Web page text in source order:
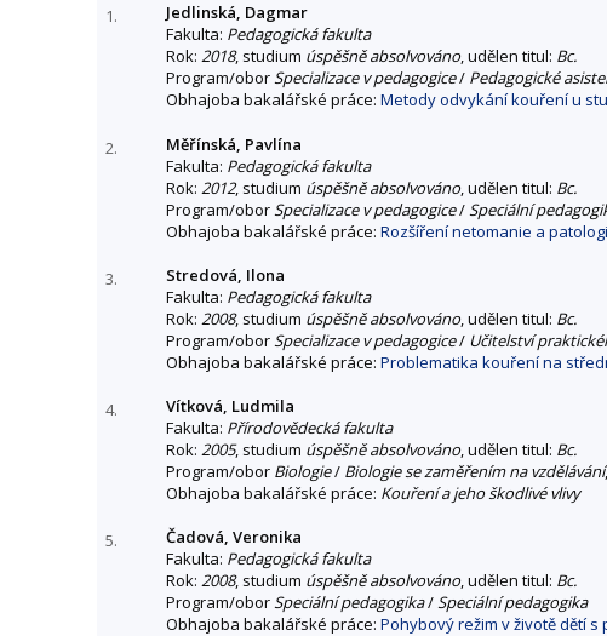
1.
Jedlinská, Dagmar
Fakulta: Pedagogická fakulta
Rok: 2018, studium úspěšně absolvováno, udělen titul: Bc.
Program/oborSpecializace v pedagogice/ Pedagogické
Obhajoba bakalářské práce: Metody odvykání kouření u
2.
Měřínská, Pavlína
Fakulta: Pedagogická fakulta
Rok: 2012, studium úspěšně absolvováno, udělen titul: Bc.
Program/oborSpecializace v pedagogice/Speciální
Obhajoba bakalářské práce: Rozšíření netomanie a
3.
Stredová, Ilona
Fakulta: Pedagogická fakulta
Rok: 2008, studium úspěšně absolvováno, udělen titul: Bc.
Program/oborSpecializace v pedagogice/ Učitelství
Obhajoba bakalářské práce: Problematika kouření na
4.
Vítková, Ludmila
Fakulta: Přírodovědecká fakulta
Rok: 2005, studium úspěšně absolvováno, udělen titul: Bc.
Program/obor Biologie/ Biologie se zaměřením na vzdělávání,
Obhajoba bakalářské práce: Kouření a jeho škodlivé vlivy
5.
Čadová, Veronika
Fakulta: Pedagogická fakulta
Rok: 2008, studium úspěšně absolvováno, udělen titul: Bc.
Program/oborSpeciální pedagogika/Speciální pedagogika
Obhajoba bakalářské práce: Pohybový režim v životě dětí